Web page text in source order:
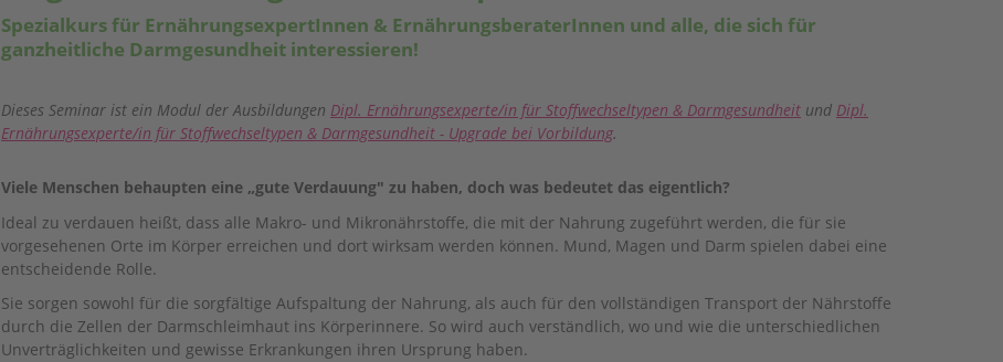
Spezialkurs für ErnährungsexpertInnen & ErnährungsberaterInnen und alle, die sich für
ganzheitliche Darmgesundheit interessieren!
Dieses Seminar ist ein Modul der Ausbildungen Dipl. Ernährungsexperte/in für Stoffwechseltypen & Darmgesundheit und Dipl.
Ernährungsexperte/in für Stoffwechseltypen & Darmgesundheit - Upgrade bei Vorbildung.
Viele Menschen behaupten eine „gute Verdauung" zu haben, doch was bedeutet das eigentlich?
Ideal zu verdauen heißt, dass alle Makro- und Mikronährstoffe, die mit der Nahrung zugeführt werden, die für sie
vorgesehenen Orte im Körper erreichen und dort wirksam werden können. Mund, Magen und Darm spielen dabei eine
entscheidende Rolle.
Sie sorgen sowohl für die sorgfältige Aufspaltung der Nahrung, als auch für den vollständigen Transport der Nährstoffe
durch die Zellen der Darmschleimhaut ins Körperinnere. So wird auch verständlich, wo und wie die unterschiedlichen
Unverträglichkeiten und gewisse Erkrankungen ihren Ursprung haben.